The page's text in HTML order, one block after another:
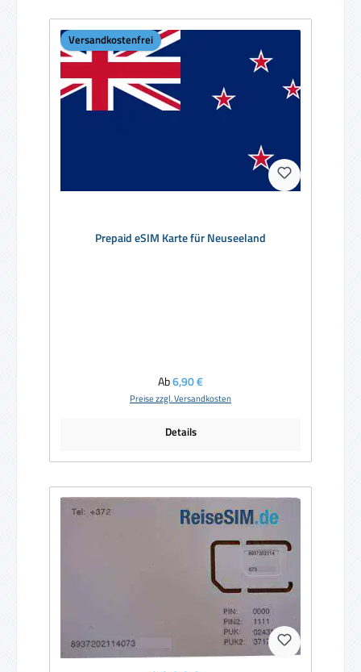
Versandkostenfrei
Prepaid eSIM Karte für Neuseeland
Regulärer Preis:
Ab6,90 €
Preise zzgl. Versandkosten
Details